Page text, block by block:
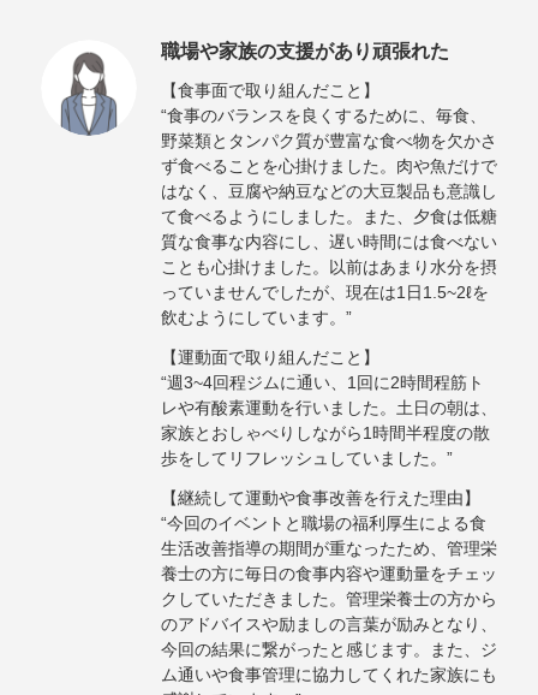
職場や家族の支援があり頑張れた
【食事面で取り組んだこと】
“食事のバランスを良くするために、毎食、
野菜類とタンパク質が豊富な食べ物を欠かさ
ず食べることを心掛けました。肉や魚だけで
はなく、豆腐や納豆などの大豆製品も意識し
て食べるようにしました。また、夕食は低糖
質な食事な内容にし、遅い時間には食べない
ことも心掛けました。以前はあまり水分を摂
っていませんでしたが、現在は1日1.5~2ℓを
飲むようにしています。”
【運動面で取り組んだこと】
“週3~4回程ジムに通い、1回に2時間程筋ト
レや有酸素運動を行いました。土日の朝は、
家族とおしゃべりしながら1時間半程度の散
歩をしてリフレッシュしていました。”
【継続して運動や食事改善を行えた理由】
“今回のイベントと職場の福利厚生による食
生活改善指導の期間が重なったため、管理栄
養士の方に毎日の食事内容や運動量をチェッ
クしていただきました。管理栄養士の方から
のアドバイスや励ましの言葉が励みとなり、
今回の結果に繋がったと感じます。また、ジ
ム通いや食事管理に協力してくれた家族にも